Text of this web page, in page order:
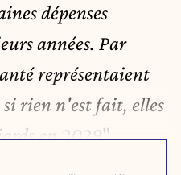
dépenses
années. Par
représentaient
rien n'est fait, elles
en 2029".